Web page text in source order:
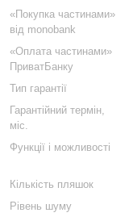
«Покупка частинами»
від monobank
«Оплата частинами»
ПриватБанку
Тип гарантії
Гарантійний термін,
міс.
Функції і можливості
Кількість пляшок
Рівень шуму